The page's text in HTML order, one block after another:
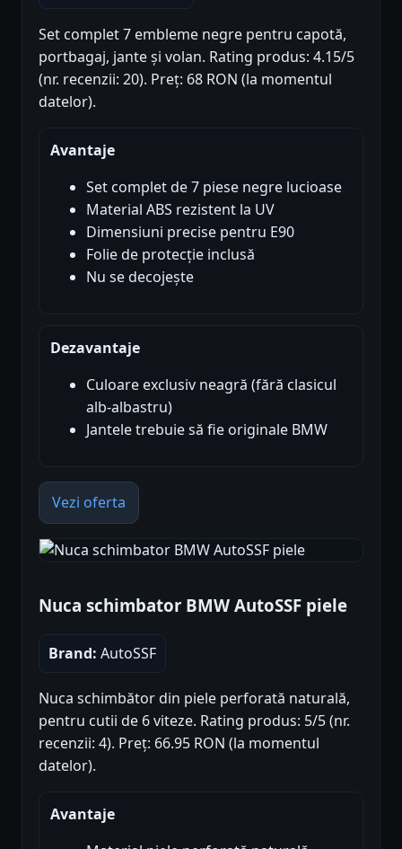
Set complet 7 embleme negre pentru capotă,
portbagaj, jante și volan. Rating produs: 4.15/5
(nr. recenzii: 20). Preț: 68 RON (la momentul
datelor).
Avantaje
Set complet de 7 piese negre lucioase
Material ABS rezistent la UV
Dimensiuni precise pentru E90
Folie de protecție inclusă
Nu se decojește
Dezavantaje
Culoare exclusiv neagră (fără clasicul
alb-albastru)
Jantele trebuie să fie originale BMW
Vezi oferta
Nuca schimbator BMW AutoSSF piele
Brand: AutoSSF
Nuca schimbător din piele perforată naturală,
pentru cutii de 6 viteze. Rating produs: 5/5 (nr.
recenzii: 4). Preț: 66.95 RON (la momentul
datelor).
Avantaje